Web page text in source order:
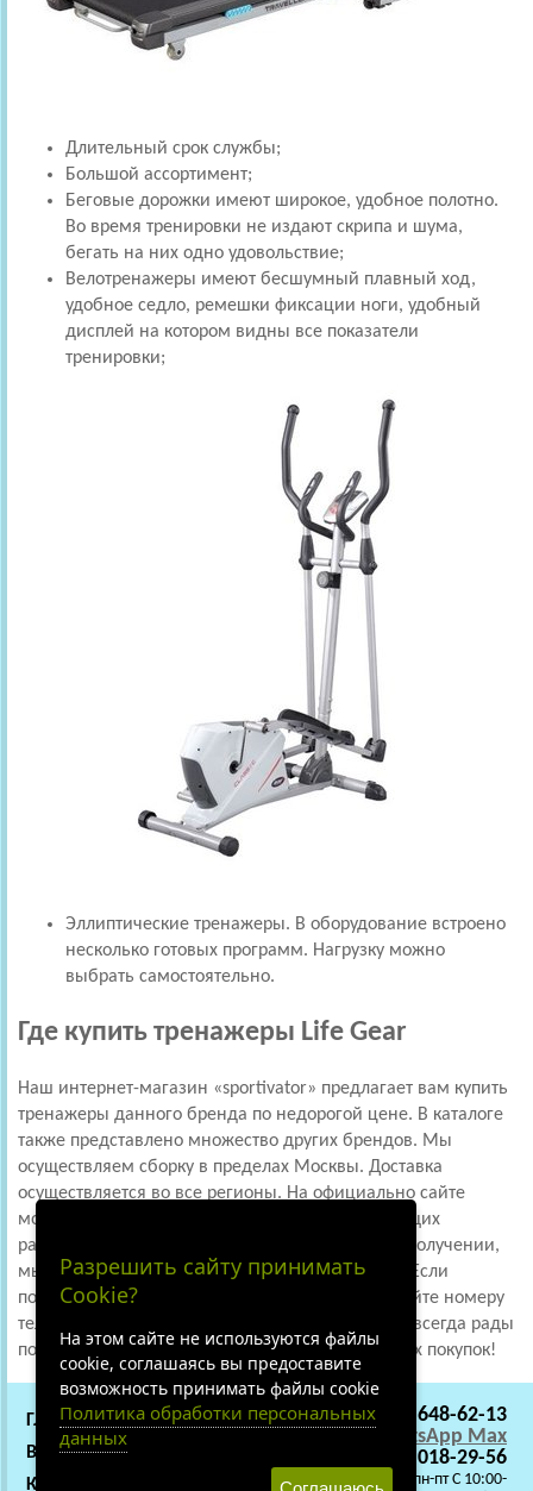
Длительный срок службы;
Большой ассортимент;
Беговые дорожки имеют широкое, удобное полотно.
Во время тренировки не издают скрипа и шума,
бегать на них одно удовольствие;
Велотренажеры имеют бесшумный плавный ход,
удобное седло, ремешки фиксации ноги, удобный
дисплей на котором видны все показатели
тренировки;
Эллиптические тренажеры. В оборудование встроено
несколько готовых программ. Нагрузку можно
выбрать самостоятельно.
Где купить тренажеры Life Gear
Наш интернет-магазин «sportivator» предлагает вам купить
тренажеры данного бренда по недорогой цене. В каталоге
также представлено множество других брендов. Мы
осуществляем сборку в пределах Москвы. Доставка
осуществляется во все регионы. На официально сайте
можно узнать о предстоящих акциях и проходящих
распродажах. Оплатить товар необходимо при получении,
мы принимаем наличные и банковские карты. Если
появятся вопросы, звоните по указанному на сайте номеру
телефона или пишите в чат, наши специалисты всегда рады
помочь. Будем благодарны за отзывы. Отличных покупок!
+7 (495) 648-62-13
WhatsApp Max
+7 (919) 018-29-56
C 9:00 - 22:00 пн-пт C 10:00-
ГЛАВНАЯ
СОТРУДНИЧЕСТВО
ВАКАНСИИ
КАРТА САЙТА
Разрешить сайту принимать
Cookie?
На этом сайте не используются файлы
cookie, соглашаясь вы предоставите
возможность принимать файлы cookie
Политика обработки персональных
данных